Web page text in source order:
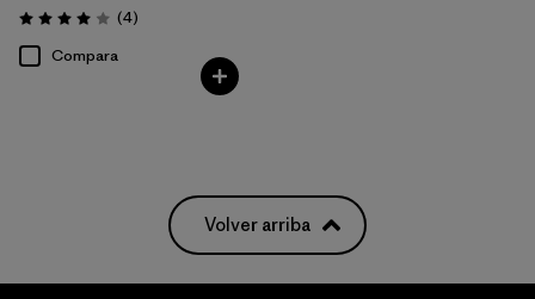
Valoración: 4.0 / 5
(4Comentarios
)
Compara
Volver arriba